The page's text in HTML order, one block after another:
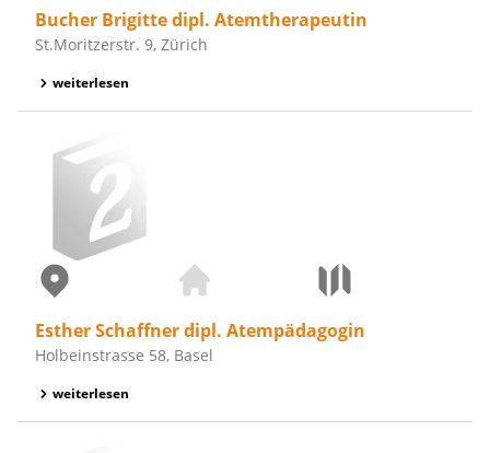
Bucher Brigitte dipl. Atemtherapeutin
St.Moritzerstr. 9, Zürich
weiterlesen
Esther Schaffner dipl. Atempädagogin
Holbeinstrasse 58, Basel
weiterlesen